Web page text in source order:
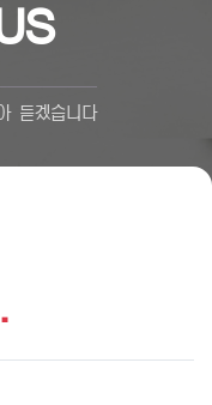
듣겠습니다
.